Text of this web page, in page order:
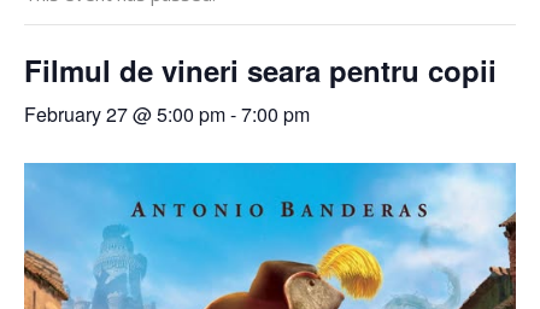
Filmul de vineri seara pentru copii
February 27 @ 5:00 pm-7:00 pm